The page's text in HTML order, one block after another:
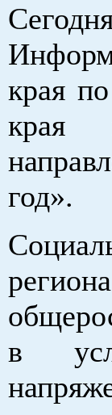
края
края
год».
в